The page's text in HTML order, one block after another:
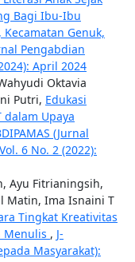
Bagi Ibu-Ibu
Genuk,
Pengabdian
April 2024
Oktavia
Putri, Edukasi
dalam Upaya
(Jurnal
6 No. 2 (2022):
Ayu Fitrianingsih,
Matin, Ima Isnaini T
Tingkat Kreativitas
Menulis , J-
Masyarakat):